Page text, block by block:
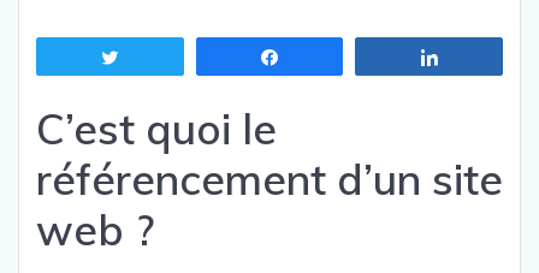
C’est quoi le
référencement d’un site
web ?